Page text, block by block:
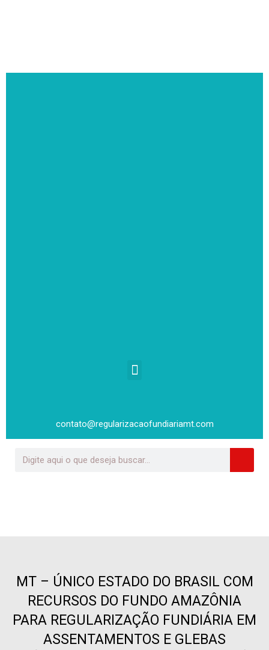
contato@regularizacaofundiariamt.com
MT – ÚNICO ESTADO DO BRASIL COM
RECURSOS DO FUNDO AMAZÔNIA
PARA REGULARIZAÇÃO FUNDIÁRIA EM
ASSENTAMENTOS E GLEBAS